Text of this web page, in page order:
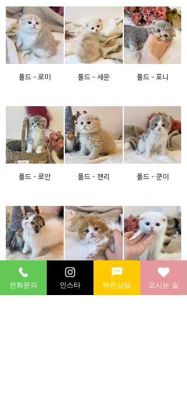
폴드 - 로미 폴드 - 세운 폴드 - 포니
폴드 - 로안 폴드 - 핸리 폴드 - 쿤이
폴드 - 하쿠 폴드 - 하루
전화문의 인스타 빠른상담 오시는 길